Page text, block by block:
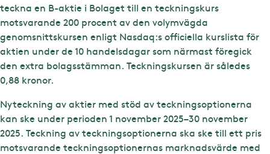
teckna en B-aktie i Bolaget till en teckningskurs
motsvarande 200 procent av den volymvägda
genomsnittskursen enligt Nasdaq:s officiella kurslista för
aktien under de 10 handelsdagar som närmast föregick
den extra bolagsstämman. Teckningskursen är således
0,88 kronor.
Nyteckning av aktier med stöd av teckningsoptionerna
kan ske under perioden 1 november 2025–30 november
2025. Teckning av teckningsoptionerna ska ske till ett pris
motsvarande teckningsoptionernas marknadsvärde med